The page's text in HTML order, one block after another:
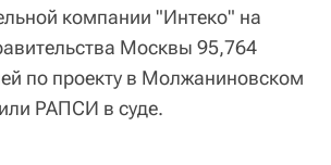
компании "Интеко" на
Москвы 95,764
по проекту в Молжаниновском
РАПСИ в суде.